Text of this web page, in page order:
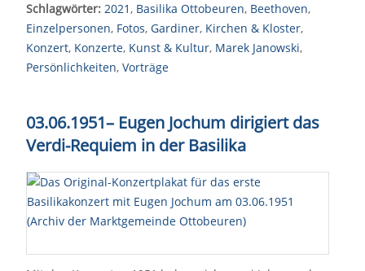
Schlagwörter: 2021, Basilika Ottobeuren, Beethoven,
Einzelpersonen, Fotos, Gardiner, Kirchen & Kloster,
Konzert, Konzerte, Kunst & Kultur, Marek Janowski,
Persönlichkeiten, Vorträge
03.06.1951– Eugen Jochum dirigiert das
Verdi-Requiem in der Basilika